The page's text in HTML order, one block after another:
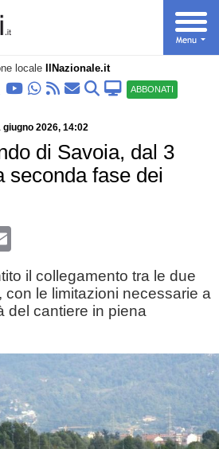
locale IlNazionale.it
ABBONATI
giugno 2026, 14:02
di Savoia, dal 3
seconda fase dei
Email
il collegamento tra le due
con le limitazioni necessarie a
del cantiere in piena